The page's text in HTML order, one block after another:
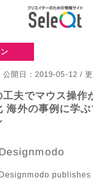
公開日：2019-05-12 /
工夫でマウス操作
海外の事例に学ぶ
Designmodo